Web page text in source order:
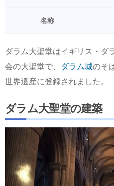
名称
ダラム大聖堂はイギリス・ダ
会の大聖堂で、
ダラム城のそ
世界遺産に登録されました。
ダラム大聖堂の建築